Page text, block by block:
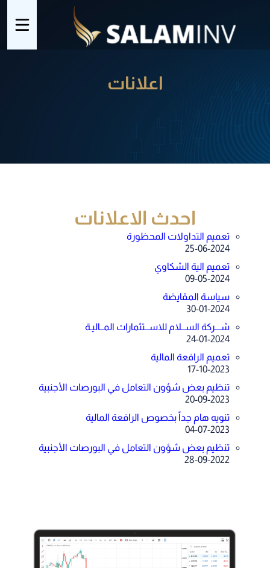
اعلانات
احدث الاعلانات​
تعميم التداولات المحظورة
25-06-2024
تعميم الية الشكاوي
09-05-2024
سياسة المقايضة
30-01-2024
شـــركة الســلام للاســتثمارات المــاليـة
24-01-2024
تعميم الرافعة المالية
17-10-2023
تنظيم بعض شؤون التعامل في البورصات الأجنبية
20-09-2023
تنويه هام جداً بخصوص الرافعة المالية
04-07-2023
تنظيم بعض شؤون التعامل في البورصات الأجنبية
28-09-2022